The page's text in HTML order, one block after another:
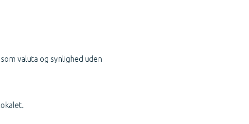
valuta og synlighed uden